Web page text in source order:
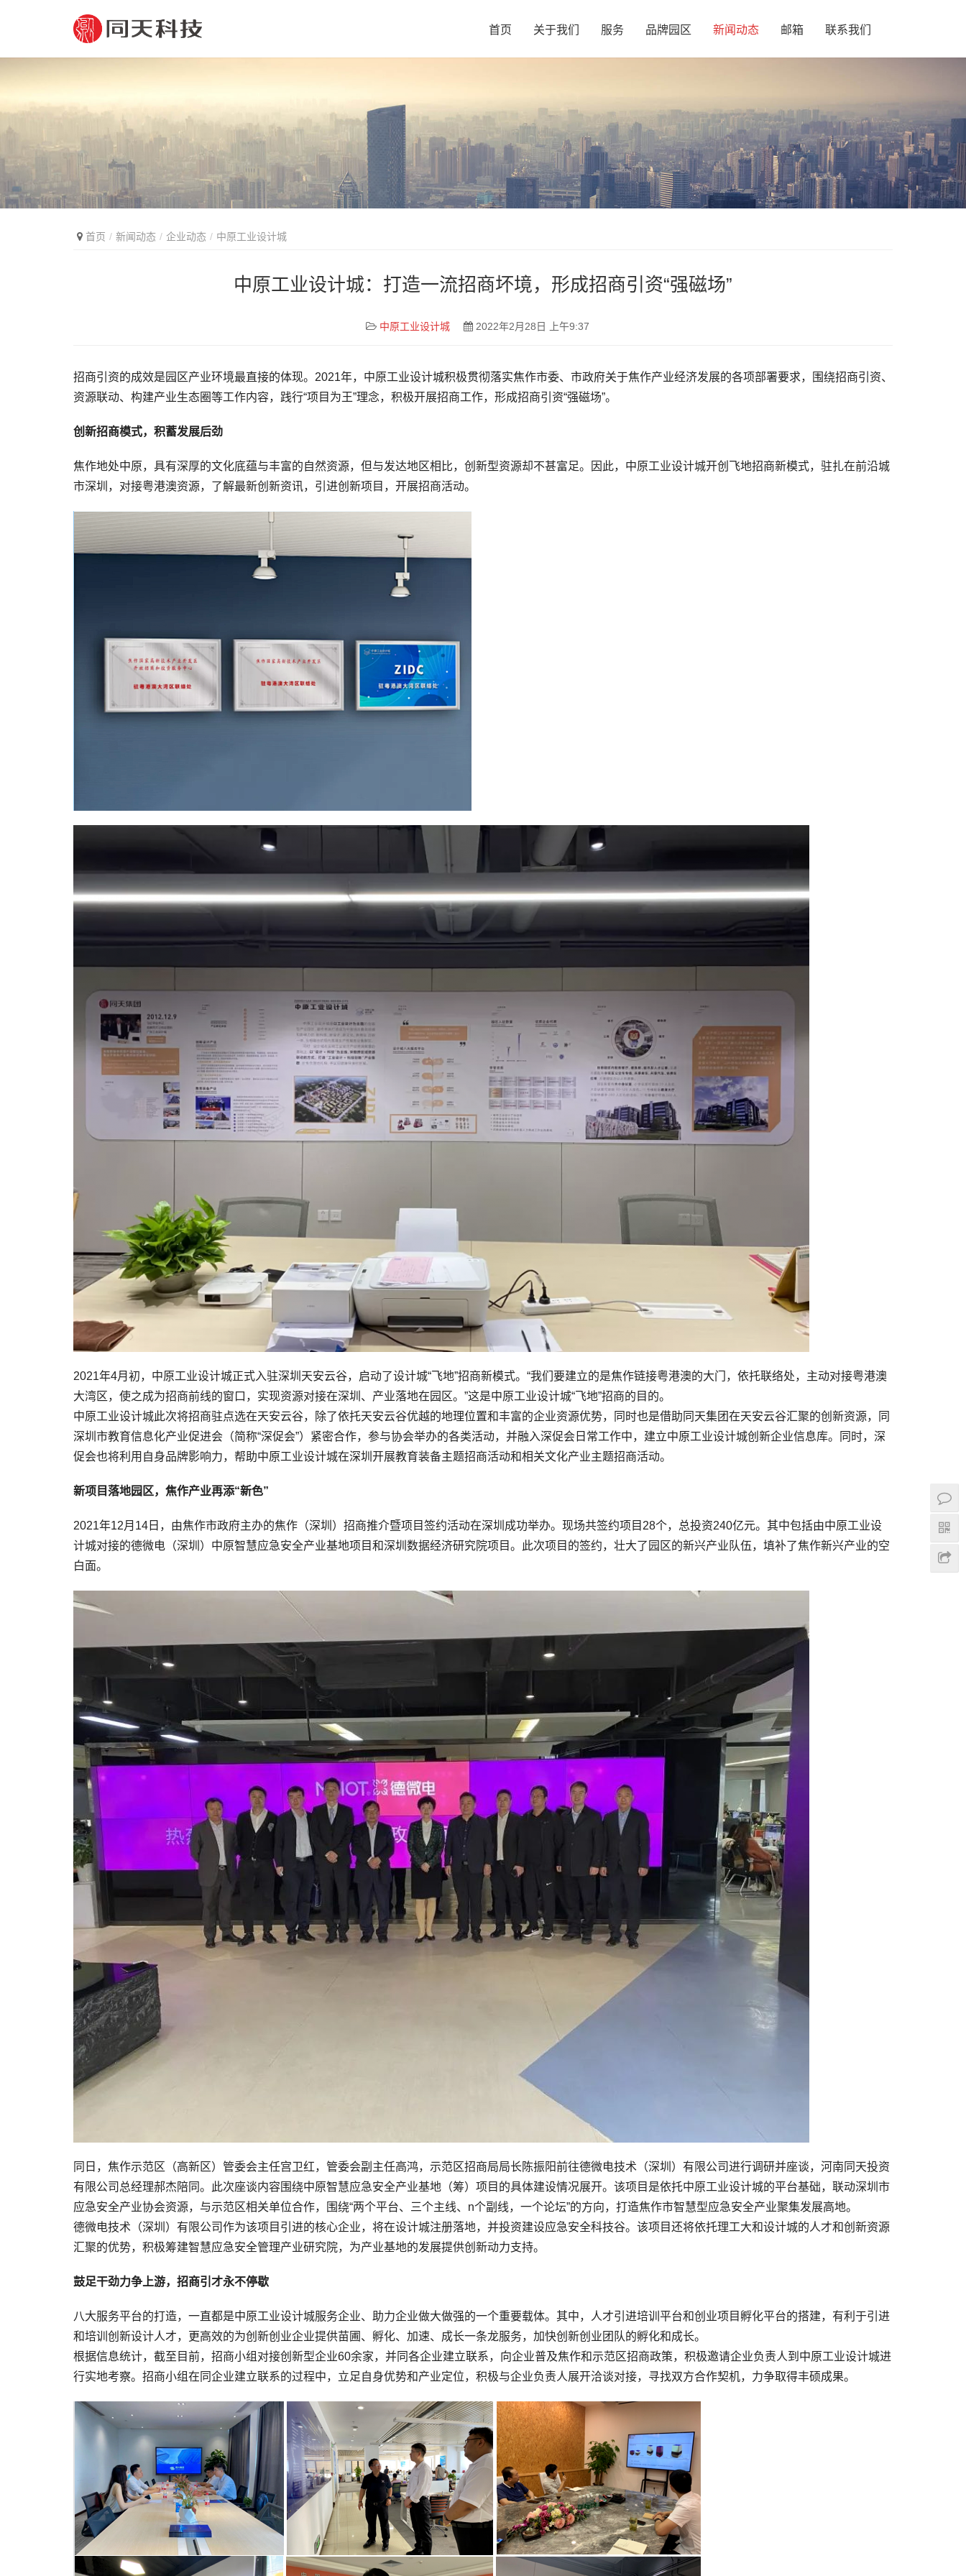
首页 关于我们 服务 品牌园区 新闻动态 邮箱 联系我们
首页 新闻动态 企业动态 中原工业设计城
中原工业设计城：打造一流招商坏境，形成招商引资“强磁场”
中原工业设计城 2022年2月28日 上午9:37
招商引资的成效是园区产业环境最直接的体现。2021年，中原工业设计城积极贯彻落实焦作市委、市政府关于焦作产业经济发展的各项部署要求，围绕招商引资、
资源联动、构建产业生态圈等工作内容，践行“项目为王”理念，积极开展招商工作，形成招商引资“强磁场”。
创新招商模式，积蓄发展后劲
焦作地处中原，具有深厚的文化底蕴与丰富的自然资源，但与发达地区相比，创新型资源却不甚富足。因此，中原工业设计城开创飞地招商新模式，驻扎在前沿城
市深圳，对接粤港澳资源，了解最新创新资讯，引进创新项目，开展招商活动。
2021年4月初，中原工业设计城正式入驻深圳天安云谷，启动了设计城“飞地”招商新模式。“我们要建立的是焦作链接粤港澳的大门，依托联络处，主动对接粤港澳
大湾区，使之成为招商前线的窗口，实现资源对接在深圳、产业落地在园区。”这是中原工业设计城“飞地”招商的目的。
中原工业设计城此次将招商驻点选在天安云谷，除了依托天安云谷优越的地理位置和丰富的企业资源优势，同时也是借助同天集团在天安云谷汇聚的创新资源，同
深圳市教育信息化产业促进会（简称“深促会”）紧密合作，参与协会举办的各类活动，并融入深促会日常工作中，建立中原工业设计城创新企业信息库。同时，深
促会也将利用自身品牌影响力，帮助中原工业设计城在深圳开展教育装备主题招商活动和相关文化产业主题招商活动。
新项目落地园区，焦作产业再添“新色”
2021年12月14日，由焦作市政府主办的焦作（深圳）招商推介暨项目签约活动在深圳成功举办。现场共签约项目28个，总投资240亿元。其中包括由中原工业设
计城对接的德微电（深圳）中原智慧应急安全产业基地项目和深圳数据经济研究院项目。此次项目的签约，壮大了园区的新兴产业队伍，填补了焦作新兴产业的空
白面。
同日，焦作示范区（高新区）管委会主任宫卫红，管委会副主任高鸿，示范区招商局局长陈振阳前往德微电技术（深圳）有限公司进行调研并座谈，河南同天投资
有限公司总经理郝杰陪同。此次座谈内容围绕中原智慧应急安全产业基地（筹）项目的具体建设情况展开。该项目是依托中原工业设计城的平台基础，联动深圳市
应急安全产业协会资源，与示范区相关单位合作，围绕“两个平台、三个主线、n个副线，一个论坛”的方向，打造焦作市智慧型应急安全产业聚集发展高地。
德微电技术（深圳）有限公司作为该项目引进的核心企业，将在设计城注册落地，并投资建设应急安全科技谷。该项目还将依托理工大和设计城的人才和创新资源
汇聚的优势，积极筹建智慧应急安全管理产业研究院，为产业基地的发展提供创新动力支持。
鼓足干劲力争上游，招商引才永不停歇
八大服务平台的打造，一直都是中原工业设计城服务企业、助力企业做大做强的一个重要载体。其中，人才引进培训平台和创业项目孵化平台的搭建，有利于引进
和培训创新设计人才，更高效的为创新创业企业提供苗圃、孵化、加速、成长一条龙服务，加快创新创业团队的孵化和成长。
根据信息统计，截至目前，招商小组对接创新型企业60余家，并同各企业建立联系，向企业普及焦作和示范区招商政策，积极邀请企业负责人到中原工业设计城进
行实地考察。招商小组在同企业建立联系的过程中，立足自身优势和产业定位，积极与企业负责人展开洽谈对接，寻找双方合作契机，力争取得丰硕成果。